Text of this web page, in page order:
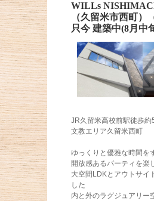
WILLs
（久留米市西町）
只今 建築中(8月中
JR久留米高校前駅徒歩約
文教エリア久留米西町
ゆっくりと優雅な時間を
開放感あるパーティを楽
大空間LDKとアウトサイ
した
内と外のラグジュアリー